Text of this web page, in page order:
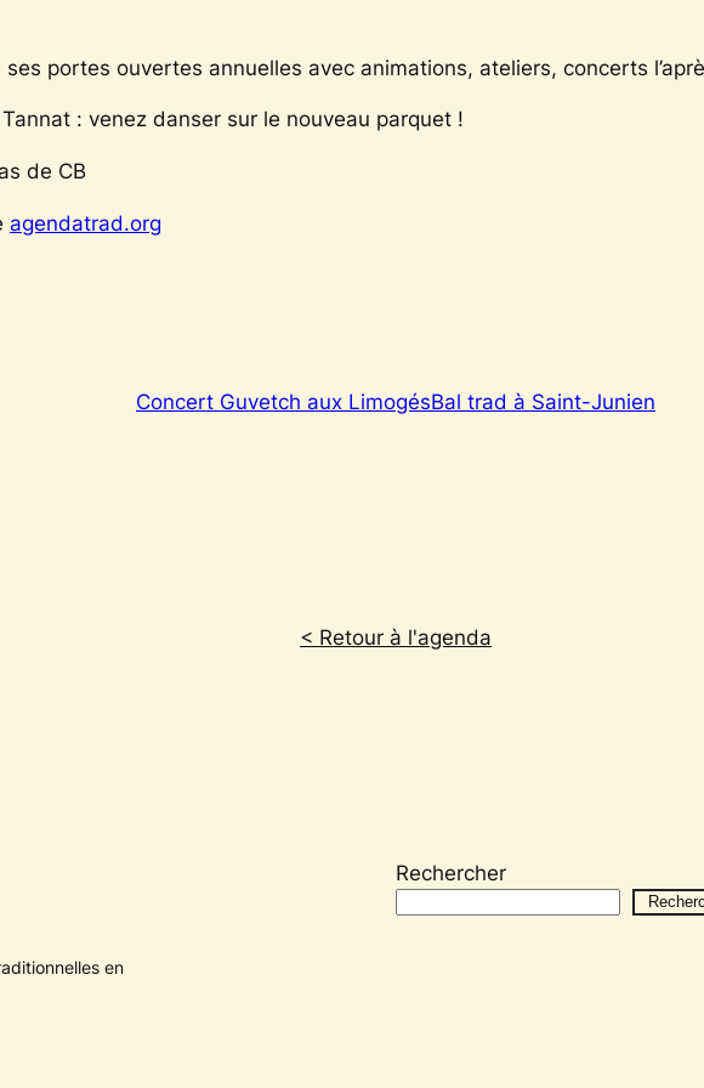
portes ouvertes annuelles avec animations, ateliers, concerts
: venez danser sur le nouveau parquet !
de CB
agendatrad.org
Concert Guvetch aux LimogésBal trad à Saint-Junien
< Retour à l'agenda
en
Rechercher